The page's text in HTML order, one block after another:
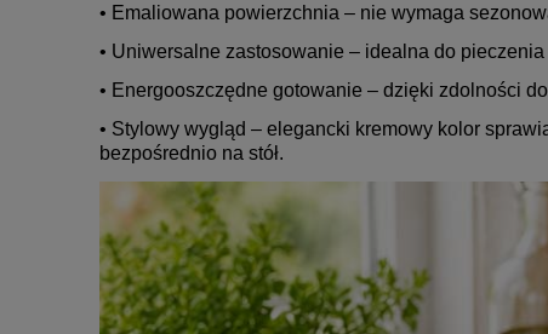
• Emaliowana powierzchnia – nie wymaga
• Uniwersalne zastosowanie – idealna do
• Energooszczędne gotowanie – dzięki zdolności
• Stylowy wygląd – elegancki kremowy kolor
bezpośrednio na stół.